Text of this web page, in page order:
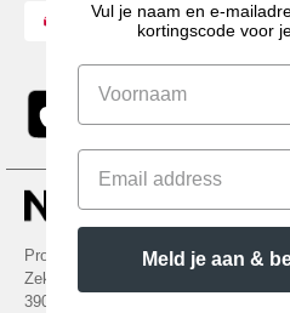
Promotional Products Almere (P.P.A.)
Zekeringstraat 46, 1014BT
39066321
Vul je naam en e-
kortingscode voor
Meld je aan &